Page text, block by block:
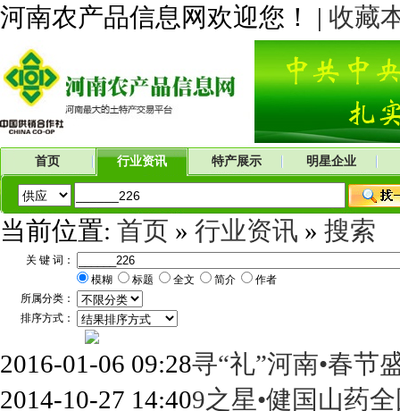
河南农产品信息网欢迎您！ | 收藏
首页 行业资讯 特产展示 明星企业
当前位置: 首页 » 行业资讯 » 搜索
关 键 词：
模糊
标题 全文 简介
作者
所属分类：
排序方式：
2016-01-06 09:28寻“礼”河南•春
2014-10-27 14:409之星•健国山药